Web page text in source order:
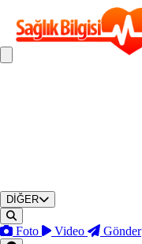
DİĞER
Foto Video Gönder